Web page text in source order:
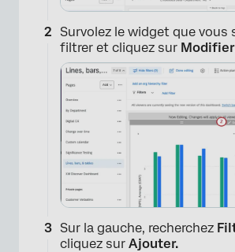
Survolez le widget que vous
filtrer et cliquez sur Modifier
Sur la gauche, recherchez
cliquez sur Ajouter.